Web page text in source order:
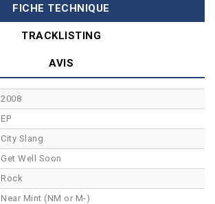
FICHE TECHNIQUE
TRACKLISTING
AVIS
2008
EP
City Slang
Get Well Soon
Rock
Near Mint (NM or M-)